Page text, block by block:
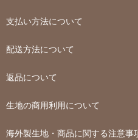
支払い方法について
配送方法について
返品について
生地の商用利用について
海外製生地・商品に関する注意事